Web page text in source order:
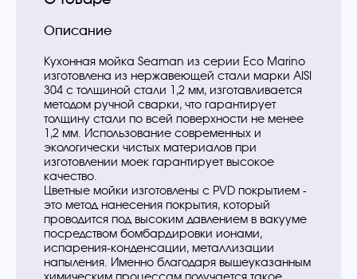
Описание
Кухонная мойка Seaman из серии Eco Marino
изготовлена из нержавеющей стали марки AISI
304 с толщиной стали 1,2 мм, изготавливается
методом ручной сварки, что гарантирует
толщину стали по всей поверхности не менее
1,2 мм. Использование современных и
экологически чистых материалов при
изготовлении моек гарантирует высокое
качество.
Цветные мойки изготовлены с PVD покрытием -
это метод нанесения покрытия, который
проводится под высоким давлением в вакууме
посредством бомбардировки ионами,
испарения-конденсации, металлизации
напыления. Именно благодаря вышеуказанным